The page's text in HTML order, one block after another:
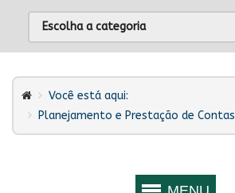
Você está aqui:
Planejamento e Prestação de Contas